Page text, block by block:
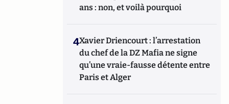
ans : non, et voilà pourquoi
4Xavier Driencourt : l’arrestation
du chef de la DZ Mafia ne signe
qu’une vraie-fausse détente entre
Paris et Alger